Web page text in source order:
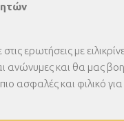
ερωτήσεις με
ανώνυμες και θα μας
ασφαλές και φιλικό